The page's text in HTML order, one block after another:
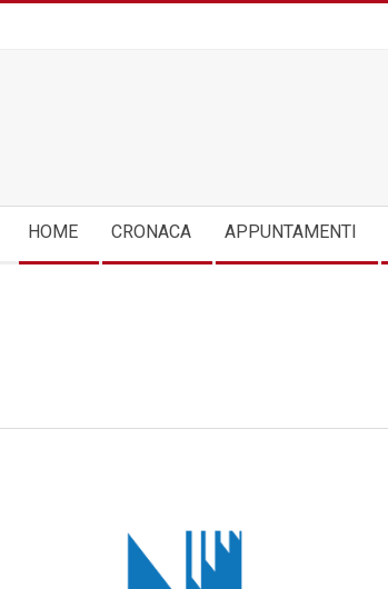
Navigation
Menu
HOME CRONACA APPUNTAMENTI